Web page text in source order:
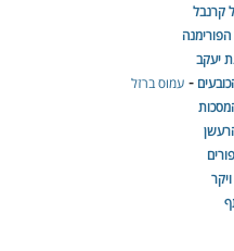
קרנבל
הפורימנה
יעקב
- עמוס ברזל